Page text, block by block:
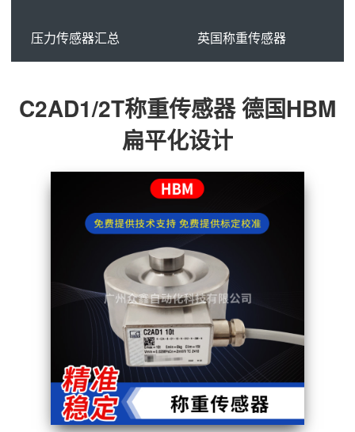
压力传感器汇总 英国称重传感器
C2AD1/2T称重传感器 德国HBM
扁平化设计